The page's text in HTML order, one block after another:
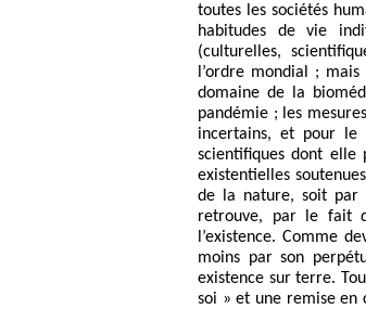
toutes les sociétés
habitudes de vie
(culturelles,
l’ordre mondial ;
domaine de la
pandémie ; les
incertains, et pour le
scientifiques dont elle
existentielles
de la nature, soit par
retrouve, par le fait
l’existence. Comme
moins par son
existence sur terre.
soi » et une remise en